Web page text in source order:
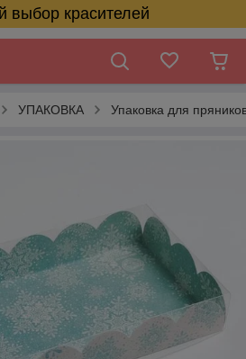
выбор красителей
УПАКОВКА Упаковка для